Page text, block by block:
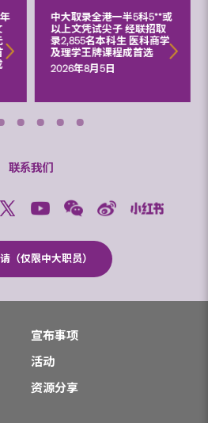
中大取录全港一半5科5**或
以上文凭试尖子 经联招取
录2,855名本科生 医科商学
及理学王牌课程成首选
2026年8月5日
联系我们
（仅限中大职员）
宣布事项
活动
资源分享